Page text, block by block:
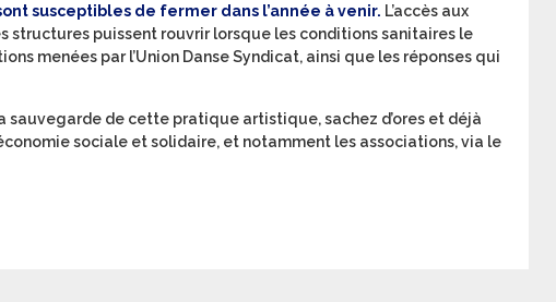
susceptibles de fermer dans l’année à venir. L’accès aux
structures puissent rouvrir lorsque les conditions sanitaires le
menées par l’Union Danse Syndicat, ainsi que les réponses qui
de cette pratique artistique, sachez d’ores et déjà
sociale et solidaire, et notamment les associations, via le